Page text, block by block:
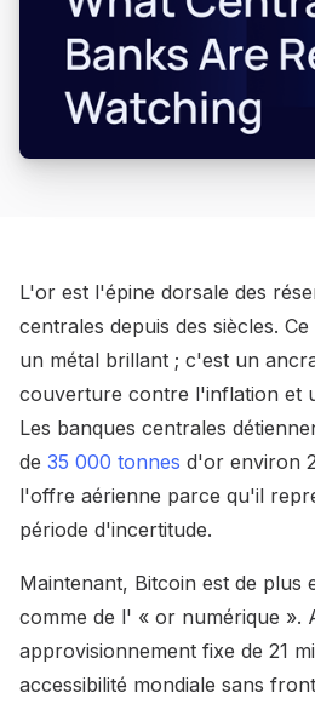
L'or est l'épine dorsale des
centrales depuis des siècles.
un métal brillant ; c'est un
couverture contre l'inflation et
Les banques centrales
de 35 000 tonnes d'or environ
l'offre aérienne parce qu'il
période d'incertitude.
Maintenant, Bitcoin est de plus
comme de l' « or numérique ».
approvisionnement fixe de 21
accessibilité mondiale sans